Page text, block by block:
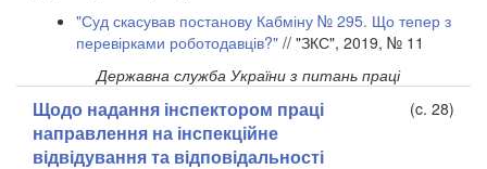
"Суд скасував постанову Кабміну № 295. Що тепер з
перевірками роботодавців?" // "ЗКС", 2019, № 11
Державна служба України з питань праці
Щодо надання інспектором праці
направлення на інспекційне
відвідування та відповідальності
(c. 28)